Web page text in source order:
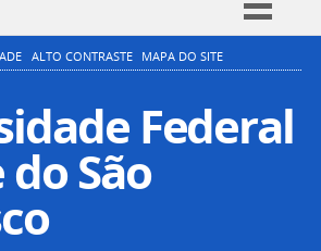
Simplifique!
Participe
Acesso à informação
Legislação
ALTO CONTRASTE MAPA DO SITE
Federal
São